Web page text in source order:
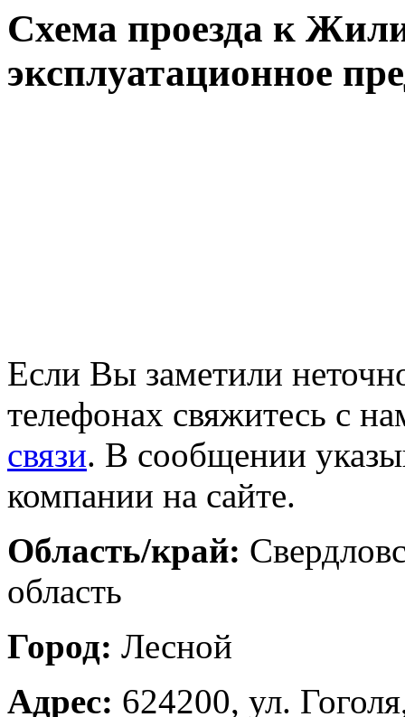
Схема проезда к
эксплуатационное
Если Вы заметили
телефонах свяжитесь с
связи. В сообщении
компании на сайте.
Область/край:
область
Город: Лесной
Адрес: 624200, ул.